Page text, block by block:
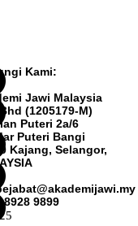
Kami:
Jawi Malaysia
(1205179-M)
Puteri 2a/6
Puteri Bangi
Kajang, Selangor,
8928 9899